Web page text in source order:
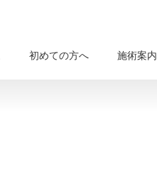
初めての方へ 施術案内